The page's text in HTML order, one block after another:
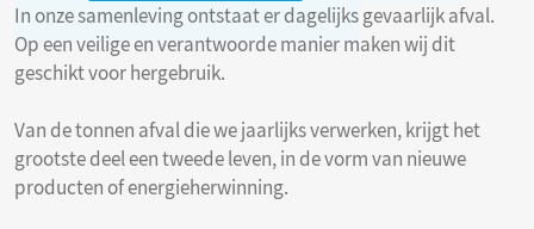
In onze samenleving ontstaat er dagelijks gevaarlijk afval.
Op een veilige en verantwoorde manier maken wij dit
geschikt voor hergebruik.
Van de tonnen afval die we jaarlijks verwerken, krijgt het
grootste deel een tweede leven, in de vorm van nieuwe
producten of energieherwinning.